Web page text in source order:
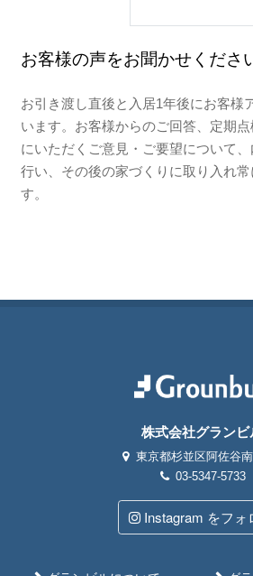
お客様の声をお聞かせくださ
お引き渡し直後と入居1年後にお客様
います。お客様からのご回答、定期
にいただくご意見・ご要望について
行い、その後の家づくりに取り入れ
す。
株式会社グランビ
東京都杉並区阿佐谷
03-5347-5733
Instagram をフォ